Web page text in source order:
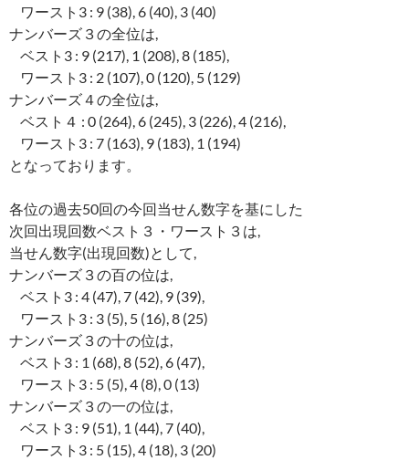
ワースト3 : 9 (38), 6 (40), 3 (40)
ナンバーズ３の全位は,
ベスト3 : 9 (217), 1 (208), 8 (185),
ワースト3 : 2 (107), 0 (120), 5 (129)
ナンバーズ４の全位は,
ベスト４ : 0 (264), 6 (245), 3 (226), 4 (216),
ワースト3 : 7 (163), 9 (183), 1 (194)
となっております。
各位の過去50回の今回当せん数字を基にした
次回出現回数ベスト３・ワースト３は,
当せん数字(出現回数)として,
ナンバーズ３の百の位は,
ベスト3 : 4 (47), 7 (42), 9 (39),
ワースト3 : 3 (5), 5 (16), 8 (25)
ナンバーズ３の十の位は,
ベスト3 : 1 (68), 8 (52), 6 (47),
ワースト3 : 5 (5), 4 (8), 0 (13)
ナンバーズ３の一の位は,
ベスト3 : 9 (51), 1 (44), 7 (40),
ワースト3 : 5 (15), 4 (18), 3 (20)